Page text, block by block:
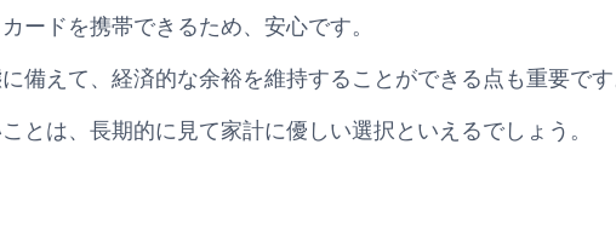
ードを携帯できるため、安心です。
備えて、経済的な余裕を維持することができる点も重要です
とは、長期的に見て家計に優しい選択といえるでしょう。